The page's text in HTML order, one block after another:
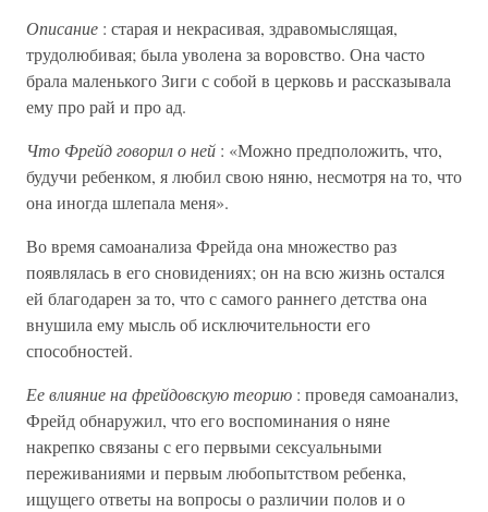
Описание : старая и некрасивая, здравомыслящая,
трудолюбивая; была уволена за воровство. Она часто
брала маленького Зиги с собой в церковь и рассказывала
ему про рай и про ад.
Что Фрейд говорил о ней : «Можно предположить, что,
будучи ребенком, я любил свою няню, несмотря на то, что
она иногда шлепала меня».
Во время самоанализа Фрейда она множество раз
появлялась в его сновидениях; он на всю жизнь остался
ей благодарен за то, что с самого раннего детства она
внушила ему мысль об исключительности его
способностей.
Ее влияние на фрейдовскую теорию : проведя самоанализ,
Фрейд обнаружил, что его воспоминания о няне
накрепко связаны с его первыми сексуальными
переживаниями и первым любопытством ребенка,
ищущего ответы на вопросы о различии полов и о